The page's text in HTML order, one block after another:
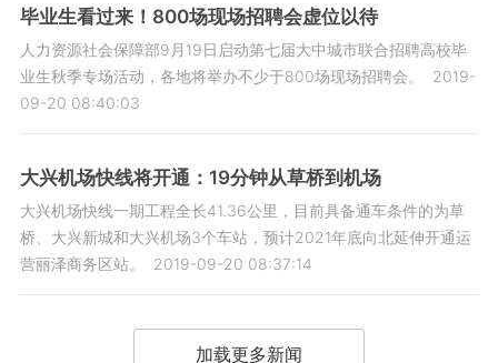
毕业生看过来！800场现场招聘会虚位以待
人力资源社会保障部9月19日启动第七届大中城市联合招聘高校毕
业生秋季专场活动，各地将举办不少于800场现场招聘会。
2019-
09-20 08:40:03
大兴机场快线将开通：19分钟从草桥到机场
大兴机场快线一期工程全长41.36公里，目前具备通车条件的为草
桥、大兴新城和大兴机场3个车站，预计2021年底向北延伸开通运
营丽泽商务区站。
2019-09-20 08:37:14
加载更多新闻